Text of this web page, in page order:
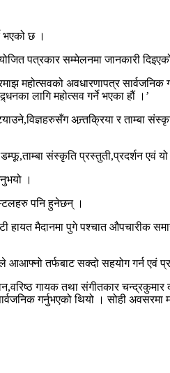
भएको छ ।
पत्रकार सम्मेलनमा जानकारी
महोत्सवको अवधारणापत्र
लागि महोत्सव गर्ने भएका हौं ।’
अन्र्तक्रिया र
संस्कृति प्रस्तुती,प्रदर्शन
।
पनि हुनेछन् ।
मैदानमा पुगे पश्चात औपचारीक
तर्फबाट सक्दो सहयोग गर्न एवं
गायक तथा संगीतकार चन्द्रकुमार
गर्नुभएको थियो । सोही अवसरमा